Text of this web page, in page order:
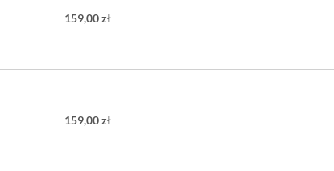
159,00 zł
159,00 zł